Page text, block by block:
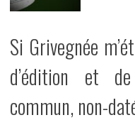
Si Grivegnée
d’édition et
commun, non-